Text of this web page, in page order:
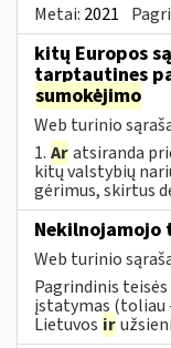
Metai: 2021
kitų Europos
tarptautines
sumokėjimo
Web turinio
1. Aratsiranda
kitų valstybių
gėrimus, skirtus
Web turinio
Pagrindinis
įstatymas (toliau
Lietuvos ir